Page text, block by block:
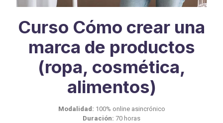
Curso Cómo crear una
marca de productos
(ropa, cosmética,
alimentos)
Modalidad: 100% online asincrónico
Duración: 70 horas